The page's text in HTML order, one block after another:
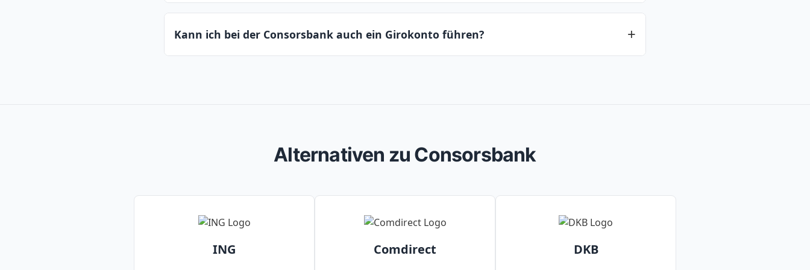
können Kunden in verschiedene Stufen aufsteigen und von reduzierten Ordergebühren und
weiteren Vorteilen profitieren.
Kann ich bei der Consorsbank auch ein Girokonto führen?
Alternativen zu Consorsbank
ING Comdirect DKB